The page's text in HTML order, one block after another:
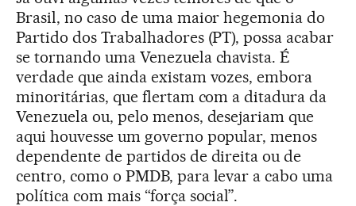
Brasil, no caso de uma maior hegemonia do
Partido dos Trabalhadores (PT), possa acabar
se tornando uma Venezuela chavista. É
verdade que ainda existam vozes, embora
minoritárias, que flertam com a ditadura da
Venezuela ou, pelo menos, desejariam que
aqui houvesse um governo popular, menos
dependente de partidos de direita ou de
centro, como o PMDB, para levar a cabo uma
política com mais “força social”.